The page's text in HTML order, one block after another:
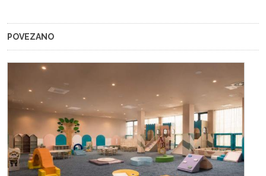
POVEZANO